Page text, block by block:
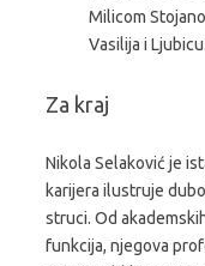
Milicom
Vasilija i Ljubicu.
Za kraj
Nikola Selaković je
karijera ilustruje
struci. Od
funkcija, njegova